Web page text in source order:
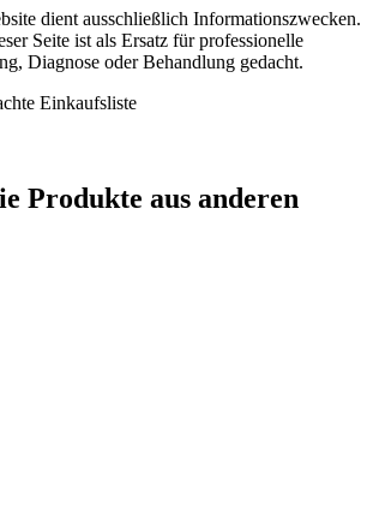
dient ausschließlich Informationszwecken.
Seite ist als Ersatz für professionelle
Diagnose oder Behandlung gedacht.
Einkaufsliste
Produkte aus anderen